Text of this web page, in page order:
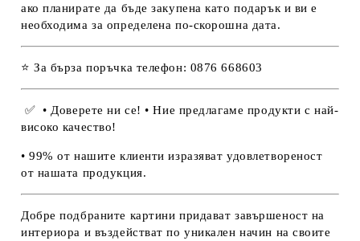
ако планирате да бъде закупена като подарък и ви е
необходима за определена по-скорошна дата.
⭐ За бърза поръчка телефон: 0876 668603
✅
• Доверете ни се! • Ние предлагаме продукти с най-
високо качество!
• 99% от нашите клиенти изразяват удовлетвореност
от нашата продукция.
Добре подбраните картини придават завършеност на
интериора и въздействат по уникален начин на своите